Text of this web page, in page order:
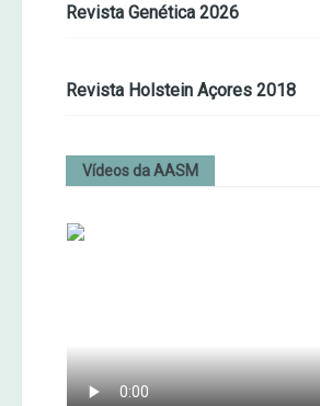
Revista Genética 2026
Revista Holstein Açores 2018
Vídeos da AASM